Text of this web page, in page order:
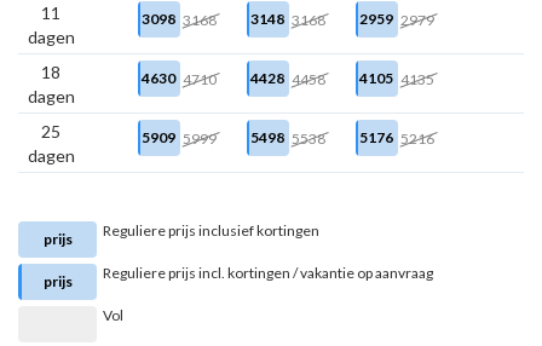
11
dagen
3098 3168 3148 3168 2959 2979
18
dagen
4630 4710 4428 4458 4105 4135
25
dagen
5909 5999 5498 5538 5176 5216
prijs Reguliere prijs inclusief kortingen
prijs Reguliere prijs incl. kortingen / vakantie op aanvraag
Vol